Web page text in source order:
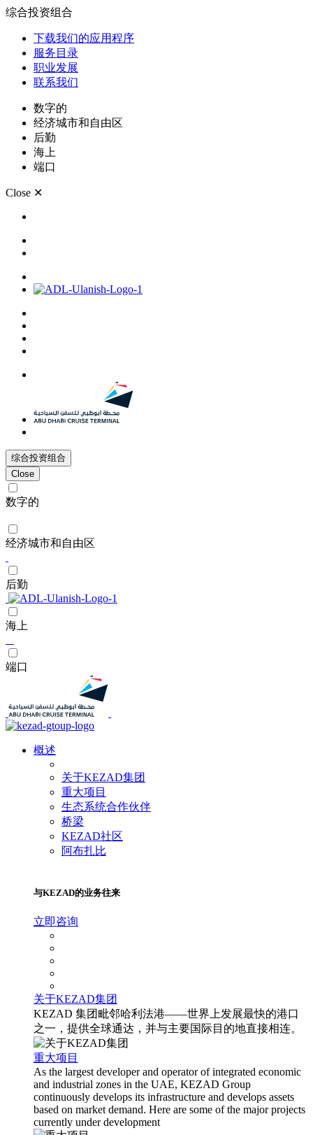
综合投资组合
下载我们的应用程序
服务目录
职业发展
联系我们
数字的
经济城市和自由区
后勤
海上
端口
Close ✕
综合投资组合
Close
数字的
经济城市和自由区
后勤
海上
端口
概述
关于KEZAD集团
重大项目
生态系统合作伙伴
桥梁
KEZAD社区
阿布扎比
与KEZAD的业务往来
立即咨询
关于KEZAD集团
KEZAD 集团毗邻哈利法港——世界上发展最快的港口
之一，提供全球通达，并与主要国际目的地直接相连。
重大项目
As the largest developer and operator of integrated economic
and industrial zones in the UAE, KEZAD Group
continuously develops its infrastructure and develops assets
based on market demand. Here are some of the major projects
currently under development